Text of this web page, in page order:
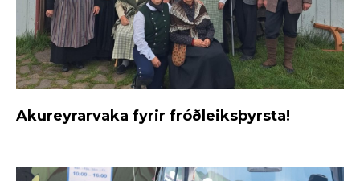
Akureyrarvaka fyrir fróðleiksþyrsta!